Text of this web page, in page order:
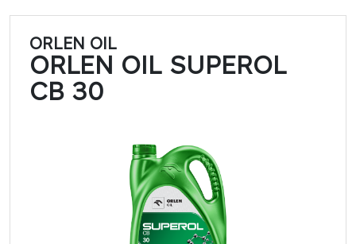
ORLEN OIL
ORLEN OIL SUPEROL
CB 30